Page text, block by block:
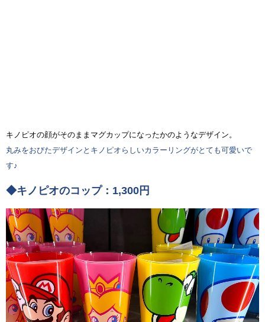
キノピオの顔がそのままマグカップになったかのようなデザイン。
丸みをおびたデザインとキノピオらしいカラーリングがとても可愛いで
す♪
◆キノピオのコップ：1,300円